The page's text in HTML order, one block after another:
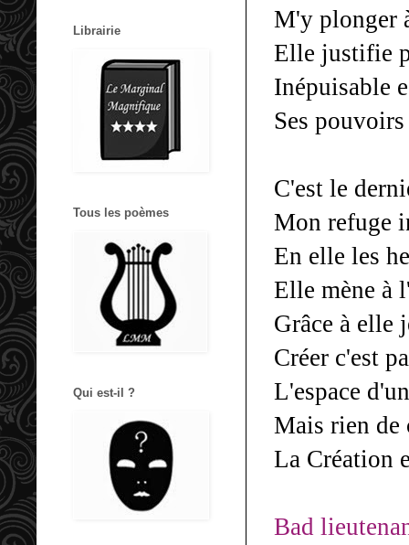
M'y plonger
Elle justifie
Inépuisable
Ses
C'est le
Mon refuge
En elle les
Elle mène à
Grâce à elle
Créer c'est
L'espace
Mais rien de
La Création
Bad
Librairie
Tous les poèmes
Qui est-il ?